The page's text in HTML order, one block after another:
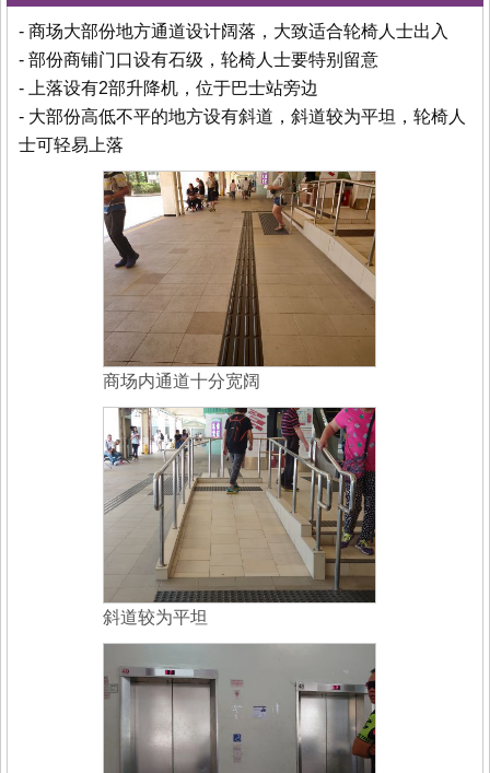
- 商场大部份地方通道设计阔落，大致适合轮椅人士出入
- 部份商铺门口设有石级，轮椅人士要特别留意
- 上落设有2部升降机，位于巴士站旁边
- 大部份高低不平的地方设有斜道，斜道较为平坦，轮椅人
士可轻易上落
商场内通道十分宽阔
斜道较为平坦